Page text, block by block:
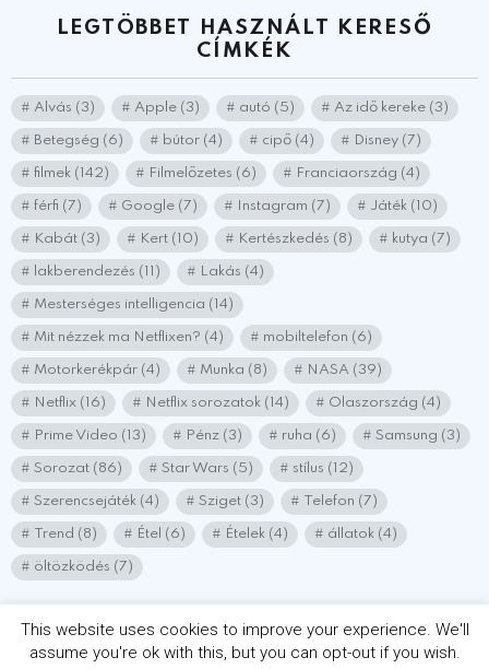
LEGTÖBBET HASZNÁLT KERESŐ
CÍMKÉK
Alvás (3) Apple (3) autó (5) Az idő kereke (3)
Betegség (6) bútor (4) cipő (4) Disney (7)
filmek (142) Filmelőzetes (6) Franciaország (4)
férfi (7) Google (7) Instagram (7) Játék (10)
Kabát (3) Kert (10) Kertészkedés (8) kutya (7)
lakberendezés (11) Lakás (4)
Mesterséges intelligencia (14)
Mit nézzek ma Netflixen? (4) mobiltelefon (6)
Motorkerékpár (4) Munka (8) NASA (39)
Netflix (16) Netflix sorozatok (14) Olaszország (4)
Prime Video (13) Pénz (3) ruha (6) Samsung (3)
Sorozat (86) Star Wars (5) stílus (12)
Szerencsejáték (4) Sziget (3) Telefon (7)
Trend (8) Étel (6) Ételek (4) állatok (4)
öltözködés (7)
© 2026 Minden jog fenntartva! chatlakozz.hu
This website uses cookies to improve your experience. We'll
assume you're ok with this, but you can opt-out if you wish.